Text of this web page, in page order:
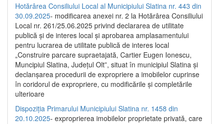
Hotărârea Consiliului Local al Municipiului Slatina nr. 443 din
30.09.2025- modificarea anexei nr. 2 la Hotărârea Consiliului
Local nr. 261/25.06.2025 privind declararea de utilitate
publică şi de interes local şi aprobarea amplasamentului
pentru lucrarea de utilitate publică de interes local
„Construire parcare supraetajată, Cartier Eugen Ionescu,
Muncipiul Slatina, Judeţul Olt”, situat în municipiul Slatina şi
declanşarea procedurii de expropriere a imobilelor cuprinse
în coridorul de expropriere, cu modificările şi completările
ulterioare
Dispoziția Primarului Municipiului Slatina nr. 1458 din
20.10.2025- exproprierea imobilelor proprietate privată, care